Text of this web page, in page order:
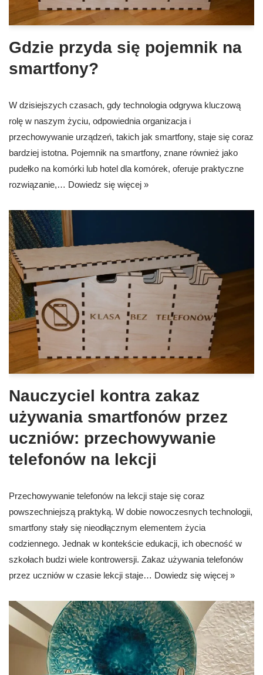
Gdzie przyda się pojemnik na
smartfony?
W dzisiejszych czasach, gdy technologia odgrywa kluczową
rolę w naszym życiu, odpowiednia organizacja i
przechowywanie urządzeń, takich jak smartfony, staje się coraz
bardziej istotna. Pojemnik na smartfony, znane również jako
pudełko na komórki lub hotel dla komórek, oferuje praktyczne
rozwiązanie,… Dowiedz się więcej »
Nauczyciel kontra zakaz
używania smartfonów przez
uczniów: przechowywanie
telefonów na lekcji
Przechowywanie telefonów na lekcji staje się coraz
powszechniejszą praktyką. W dobie nowoczesnych technologii,
smartfony stały się nieodłącznym elementem życia
codziennego. Jednak w kontekście edukacji, ich obecność w
szkołach budzi wiele kontrowersji. Zakaz używania telefonów
przez uczniów w czasie lekcji staje… Dowiedz się więcej »